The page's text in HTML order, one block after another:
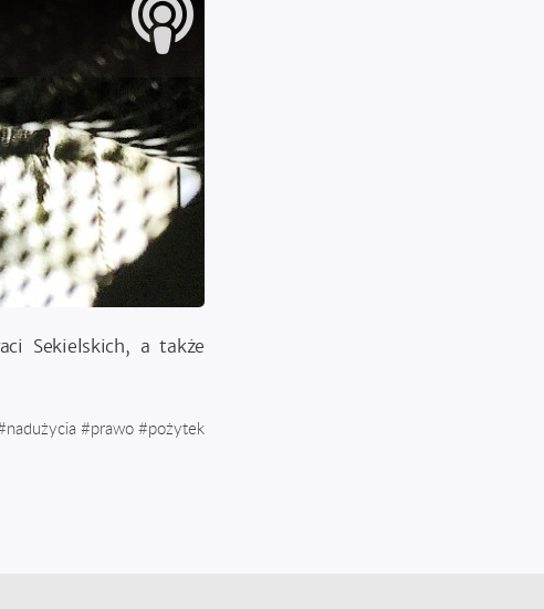
Sekielskich, a także
nadużycia #prawo #pożytek